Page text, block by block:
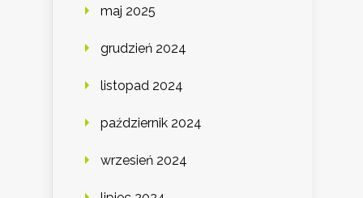
maj 2025
grudzień 2024
listopad 2024
październik 2024
wrzesień 2024